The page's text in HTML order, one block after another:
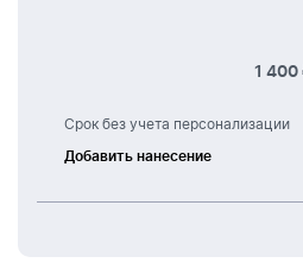
Срок без учета персонализации
Добавить нанесение
Шелкография
1 400